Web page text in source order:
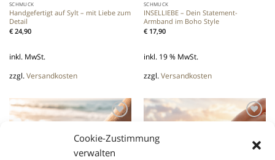
Cookie-Zustimmung
verwalten
SCHMUCK
Handgefertigt auf Sylt – mit Liebe zum
Detail
€24,90
inkl. MwSt.
zzgl.Versandkosten
SCHMUCK
INSELLIEBE – Dein Statement-
Armband im Boho Style
€17,90
inkl. 19 % MwSt.
zzgl.Versandkosten
wishlist
Add to